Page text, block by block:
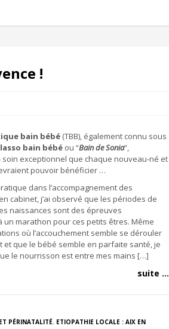
!
bain bébé (TBB), également connu sous
bain bébé ou “Bain de Sonia“,
exceptionnel que chaque nouveau-né et
pouvoir bénéficier …
dans l’accompagnement des
cabinet, j’ai observé que les périodes de
naissances sont des épreuves
un marathon pour ces petits êtres. Même
où l’accouchement semble se dérouler
et que le bébé semble en parfaite santé, je
le nourrisson est entre mes mains […]
suite ...
PÉRINATALITÉ, ETIOPATHIE LOCALE : AIX EN